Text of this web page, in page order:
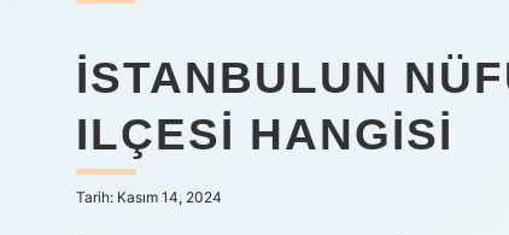
İSTANBULUN
ILÇESI HANGISI
Tarih: Kasım 14, 2024